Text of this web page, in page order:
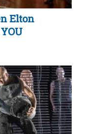
Elton